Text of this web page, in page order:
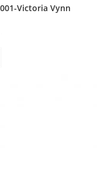
001-Victoria Vynn